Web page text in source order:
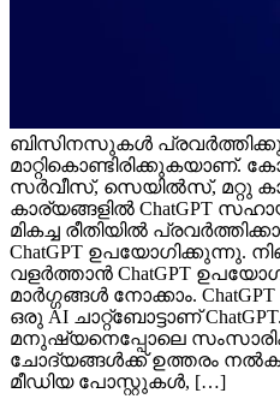
ബിസിനസുകൾ പ്രവർത്തിക്കുന്ന
മാറ്റികൊണ്ടിരിക്കുകയാണ്.
സർവീസ്, സെയിൽസ്, മറ്റു
കാര്യങ്ങളിൽ ChatGPT
മികച്ച രീതിയിൽ
ChatGPT ഉപയോഗിക്കുന്നു.
വളർത്താൻ ChatGPT
മാർഗ്ഗങ്ങൾ നോക്കാം.
ഒരു AI ചാറ്റ്ബോട്ടാണ്
മനുഷ്യനെപ്പോലെ
ചോദ്യങ്ങൾക്ക് ഉത്തരം
മീഡിയ പോസ്റ്റുകൾ, […]